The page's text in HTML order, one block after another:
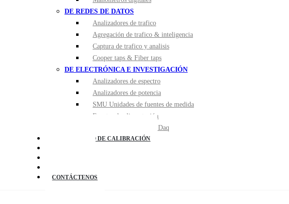
DE REDES DE DATOS
Analizadores de trafico
Agregación de trafico & inteligencia
Captura de trafico y analisis
Cooper taps & Fiber taps
DE ELECTRÓNICA E INVESTIGACIÓN
Analizadores de espectro
Analizadores de potencia
SMU Unidades de fuentes de medida
Fuentes de alimentación
Multimetros de banco / Daq
LABORATORIO DE CALIBRACIÓN
CONTÁCTENOS